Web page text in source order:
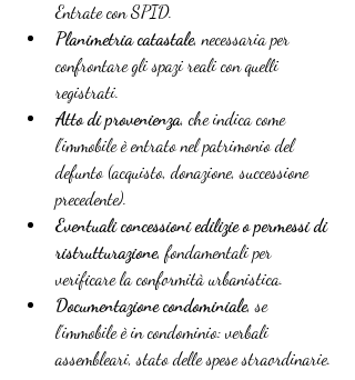
Entrate con SPID.
Planimetria catastale, necessaria per
confrontare gli spazi reali con quelli
registrati.
Atto di provenienza, che indica come
l’immobile è entrato nel patrimonio del
defunto (acquisto, donazione, successione
precedente).
Eventuali concessioni edilizie o permessi di
ristrutturazione, fondamentali per
verificare la conformità urbanistica.
Documentazione condominiale, se
l’immobile è in condominio: verbali
assembleari, stato delle spese straordinarie.